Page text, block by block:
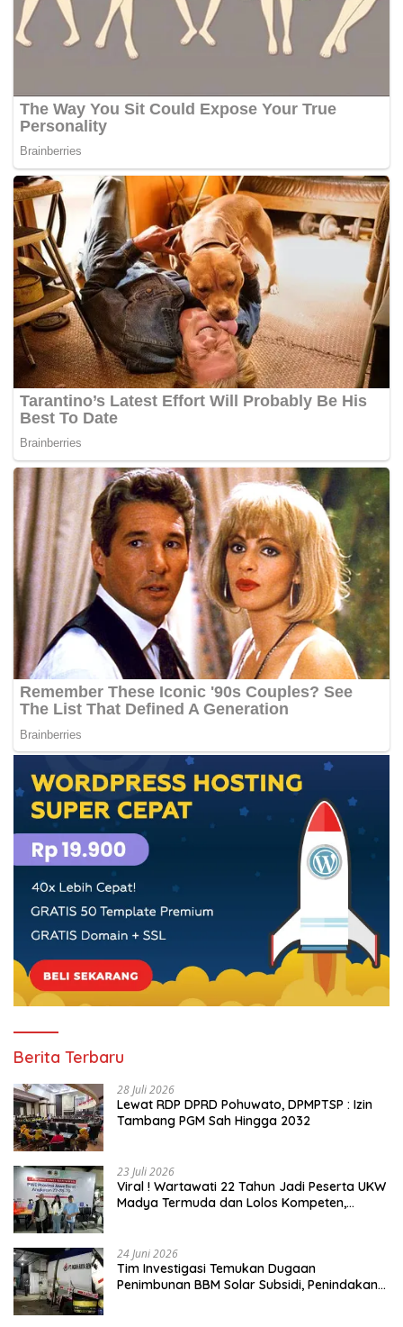
Berita Terbaru
28 Juli 2026
Lewat RDP DPRD Pohuwato, DPMPTSP : Izin
Tambang PGM Sah Hingga 2032
23 Juli 2026
Viral ! Wartawati 22 Tahun Jadi Peserta UKW
Madya Termuda dan Lolos Kompeten,
24 Juni 2026
Tim Investigasi Temukan Dugaan
Penimbunan BBM Solar Subsidi, Penindakan